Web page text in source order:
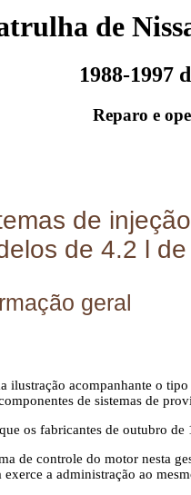
de
1988-1997
Reparo e
de
de 4.2 l
geral
ilustração acompanhante o
de sistemas de
os fabricantes de outubro
de controle do motor nesta
exerce a administração ao